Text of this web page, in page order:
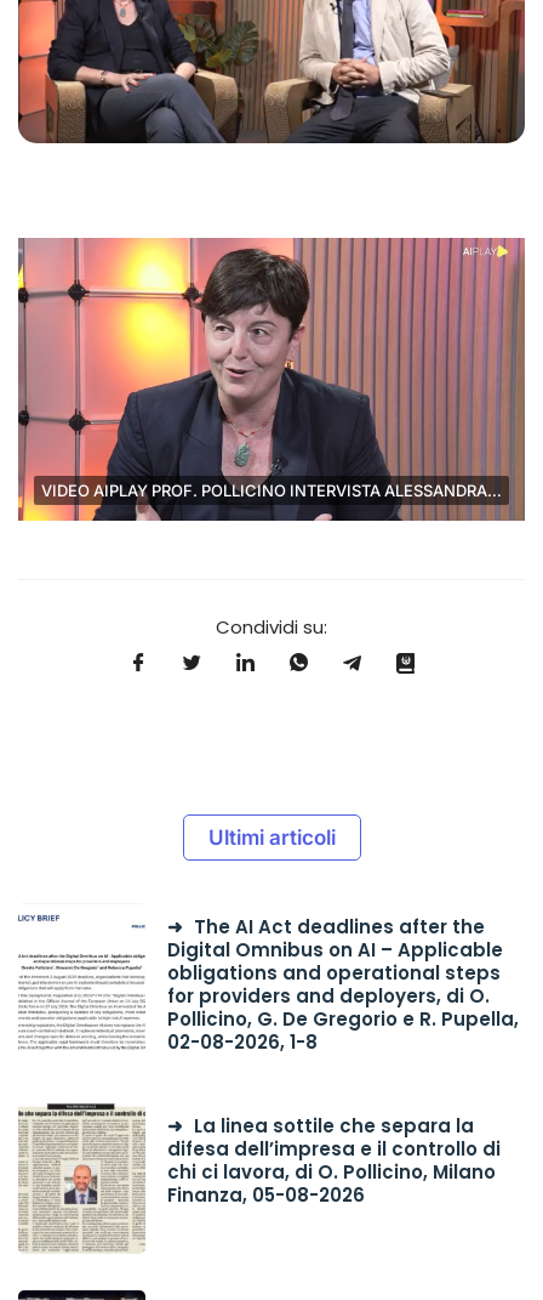
VIDEO AIPLAY PROF. POLLICINO INTERVISTA ALESSANDRA FIDANZI
Condividi su:
Ultimi articoli
The AI Act deadlines after the
Digital Omnibus on AI – Applicable
obligations and operational steps
for providers and deployers, di O.
Pollicino, G. De Gregorio e R. Pupella,
02-08-2026, 1-8
La linea sottile che separa la
difesa dell’impresa e il controllo di
chi ci lavora, di O. Pollicino, Milano
Finanza, 05-08-2026